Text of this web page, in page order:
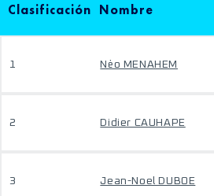
Clasificación Nombre
1 Nėo MENAHEM
2 Didier CAUHAPE
3 Jean-Noel DUBOE